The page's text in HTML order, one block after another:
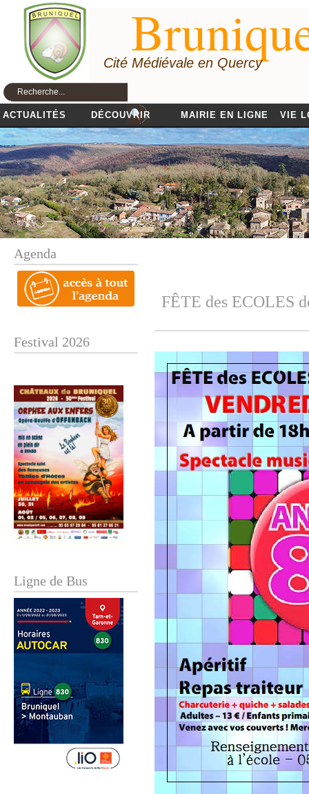
Cité Médiévale en Quercy
ACTUALITÉS DÉCOUVRIR MAIRIE EN LIGNE VIE
Agenda
Festival 2026
Ligne de Bus
FÊTE des ECOLES